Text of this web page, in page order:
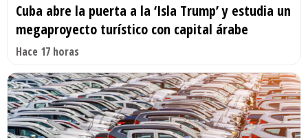
Cuba abre la puerta a la ‘Isla Trump’ y estudia un
megaproyecto turístico con capital árabe
Hace 17 horas